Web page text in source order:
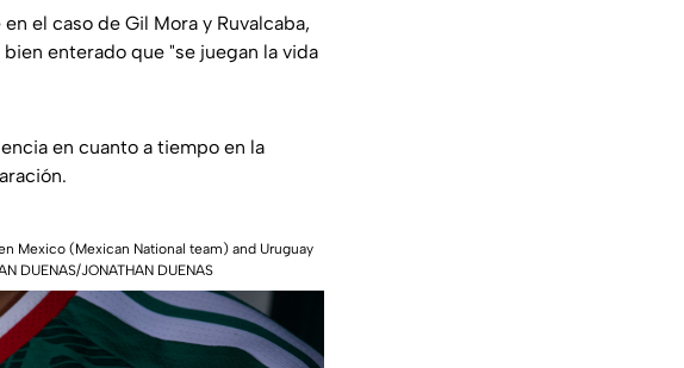
en el caso de Gil Mora y Ruvalcaba,
bien enterado que "se juegan la vida
en cuanto a tiempo en la
Mexico (Mexican National team) and Uruguay
DUENAS/JONATHAN DUENAS